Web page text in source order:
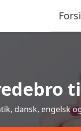
dansk, engelsk